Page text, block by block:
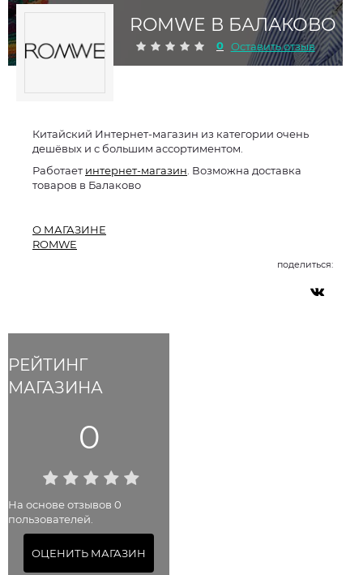
ROMWE В БАЛАКОВО
0 Оставить отзыв
РЕЙТИНГ
МАГАЗИНА
0
На основе отзывов 0
пользователей.
ОЦЕНИТЬ МАГАЗИН
Китайский Интернет-магазин из категории очень
дешёвых и с большим ассортиментом.
Работаетинтернет-магазин . Возможна доставка
товаров в Балаково
О МАГАЗИНЕ
ROMWE
поделиться: